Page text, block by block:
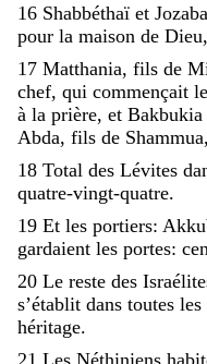
16 Shabbéthaï et
pour la maison de Dieu,
17 Matthania, fils de
chef, qui commençait le
à la prière, et Bakbukia
Abda, fils de Shammua,
18 Total des Lévites
quatre-vingt-quatre.
19 Et les portiers:
gardaient les portes:
20 Le reste des
s’établit dans toutes les
héritage.
21 Les Néthiniens